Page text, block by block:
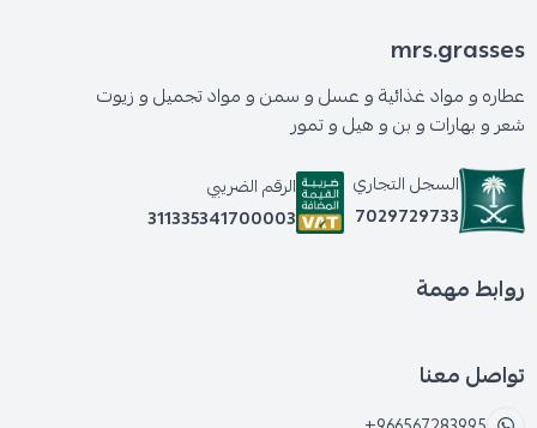
mrs.grasses
عطاره و مواد غذائية و عسل و سمن و مواد تجميل و زيوت
شعر و بهارات و بن و هيل و تمور
السجل التجاري
7029729733
الرقم الضريبي
311335341700003
روابط مهمة
تواصل معنا